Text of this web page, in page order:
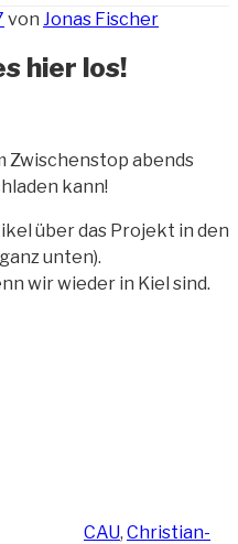
von Jonas Fischer
hier los!
Zwischenstop abends
kann!
über das Projekt in den
unten).
wir wieder in Kiel sind.
CAU, Christian-